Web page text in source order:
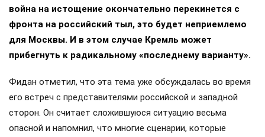
война на истощение окончательно перекинется с
фронта на российский тыл, это будет неприемлемо
для Москвы. И в этом случае Кремль может
прибегнуть к радикальному «последнему варианту».
Фидан отметил, что эта тема уже обсуждалась во время
его встреч с представителями российской и западной
сторон. Он считает сложившуюся ситуацию весьма
опасной и напомнил, что многие сценарии, которые